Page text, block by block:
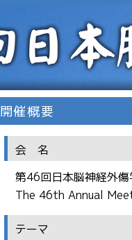
開催概要
会 名
第46回日本脳神経外
The 46th Annual
テーマ